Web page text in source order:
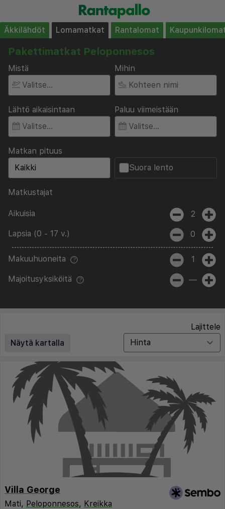
Äkkilähdöt Lomamatkat Rantalomat
Pakettimatkat Peloponnesos
Mistä Mihin
Lähtö aikaisintaan Paluu viimeistään
Matkan pituus
Suora lento
Matkustajat
Aikuisia 2
Lapsia (0 - 17 v.) 0
Makuuhuoneita 1
Majoitusyksiköitä —
Näytä kartalla
Lajittele
Villa George
Mati, Peloponnesos, Kreikka